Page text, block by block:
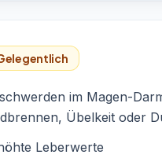
im Magen-
Übelkeit oder
Leberwerte